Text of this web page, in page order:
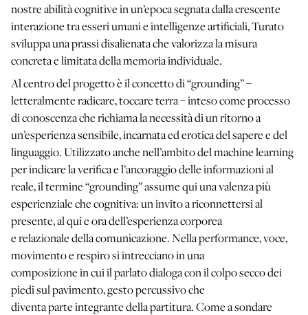
nostre abilità cognitive in un’epoca segnata dalla crescente
interazione tra esseri umani e intelligenze artificiali, Turato
sviluppa una prassi disalienata che valorizza la misura
concreta e limitata della memoria individuale.
Al centro del progetto è il concetto di “grounding” –
letteralmente radicare, toccare terra – inteso come processo
di conoscenza che richiama la necessità di un ritorno a
un’esperienza sensibile, incarnata ed erotica del sapere e del
linguaggio. Utilizzato anche nell’ambito del machine learning
per indicare la verifica e l’ancoraggio delle informazioni al
reale, il termine “grounding” assume qui una valenza più
esperienziale che cognitiva: un invito a riconnettersi al
presente, al qui e ora dell’esperienza corporea
e relazionale della comunicazione. Nella performance, voce,
movimento e respiro si intrecciano in una
composizione in cui il parlato dialoga con il colpo secco dei
piedi sul pavimento, gesto percussivo che
diventa parte integrante della partitura. Come a sondare